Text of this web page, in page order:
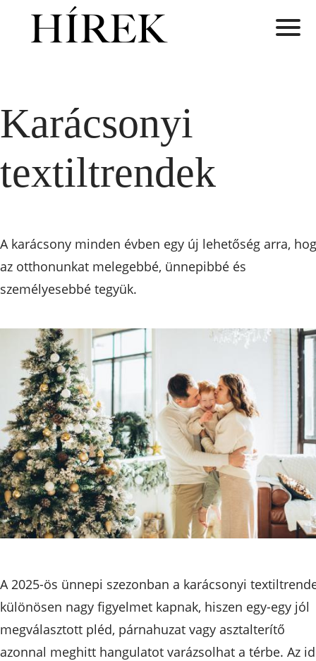
Karácsonyi
textiltrendek
A karácsony minden évben egy új lehetőség arra,
az otthonunkat melegebbé, ünnepibbé és
személyesebbé tegyük.
A 2025-ös ünnepi szezonban a karácsonyi
különösen nagy figyelmet kapnak, hiszen egy-egy jól
megválasztott pléd, párnahuzat vagy asztalterítő
azonnal meghitt hangulatot varázsolhat a térbe. Az